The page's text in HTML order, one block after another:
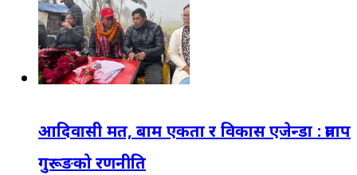
आदिवासी मत, बाम एकता र विकास एजेन्डा : प्रताप
गुरूङको रणनीति